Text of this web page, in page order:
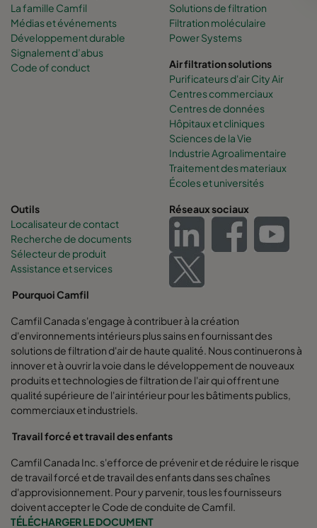
La famille Camfil
Médias et événements
Développement durable
Signalement d’abus
Code of conduct
Solutions de filtration
Filtration moléculaire
Power Systems
Air filtration solutions
Purificateurs d'air City Air
Centres commerciaux
Centres de données
Hôpitaux et cliniques
Sciences de la Vie
Industrie Agroalimentaire
Traitement des materiaux
Écoles et universités
Outils
Localisateur de contact
Recherche de documents
Sélecteur de produit
Assistance et services
Réseaux sociaux
Pourquoi Camfil
Camfil Canada s'engage à contribuer à la création
d'environnements intérieurs plus sains en fournissant des
solutions de filtration d'air de haute qualité. Nous continuerons à
innover et à ouvrir la voie dans le développement de nouveaux
produits et technologies de filtration de l'air qui offrent une
qualité supérieure de l'air intérieur pour les bâtiments publics,
commerciaux et industriels.
Travail forcé et travail des enfants
Camfil Canada Inc. s'efforce de prévenir et de réduire le risque
de travail forcé et de travail des enfants dans ses chaînes
d'approvisionnement. Pour y parvenir, tous les fournisseurs
doivent accepter le Code de conduite de Camfil.
TÉLÉCHARGER LE DOCUMENT